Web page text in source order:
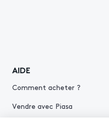
AIDE
Comment acheter ?
Vendre avec Piasa